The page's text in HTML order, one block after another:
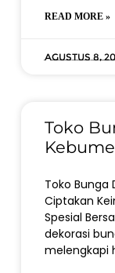
READ MORE »
Agustus 8,
Toko
Toko Bunga
Ciptakan
Spesial
dekorasi
melengkapi